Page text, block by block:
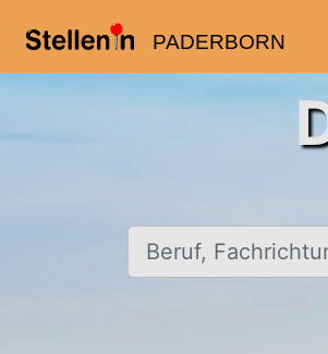
PADERBORN
Beruf, Fachrichtung,